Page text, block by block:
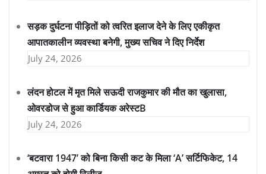
सड़क दुर्घटना पीड़ितों को त्वरित इलाज देने के लिए एकीकृत
आपातकालीन व्यवस्था बनेगी, मुख्य सचिव ने दिए निर्देश
July 24, 2026
लंदन होटल में मृत मिले सऊदी राजकुमार की मौत का खुलासा,
ओवरडोज से हुआ कार्डियक अरेस्टB
July 24, 2026
‘बटवारा 1947’ को बिना किसी कट के मिला ‘A’ सर्टिफिकेट, 14